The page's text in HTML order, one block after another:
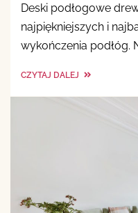
Deski podłogowe
najpiękniejszych i
wykończenia podłóg.
CZYTAJ DALEJ